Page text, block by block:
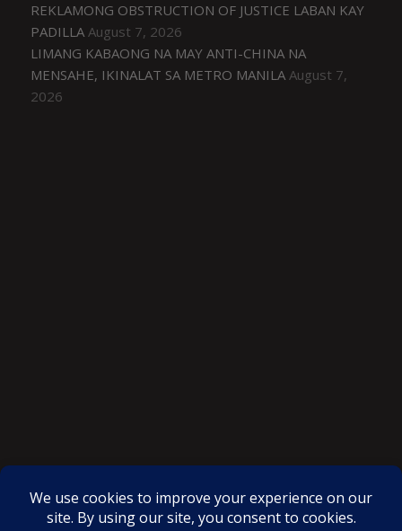
REKLAMONG OBSTRUCTION OF JUSTICE LABAN KAY
PADILLA August 7, 2026
LIMANG KABAONG NA MAY ANTI-CHINA NA
MENSAHE, IKINALAT SA METRO MANILA August 7,
2026